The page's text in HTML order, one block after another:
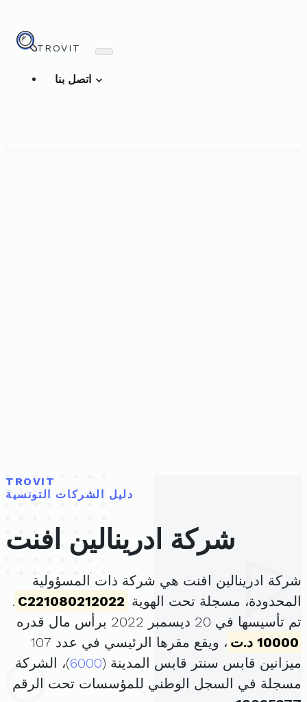
TROVIT
TROVIT
دليل الشركات التونسية
شركة ادرينالين افنت
شركة ادرينالين افنت هي شركة ذات المسؤولية
المحدودة، مسجلة تحت الهوية C221080212022
.
تم تأسيسها في 20 ديسمبر 2022 برأس مال قدره
10000 د.ت
، ويقع مقرها الرئيسي في عدد 107
ميزانين قابس سنتر قابس المدينة (6000)، الشركة
مسجلة في السجل الوطني للمؤسسات تحت الرقم